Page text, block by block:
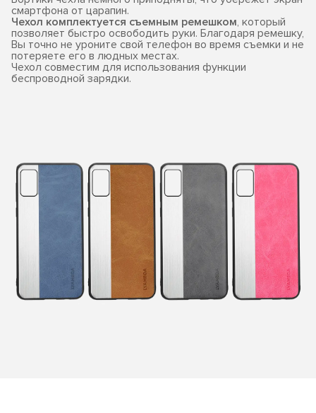
смартфона от царапин.
Чехол комплектуется съемным ремешком, который
позволяет быстро освободить руки. Благодаря ремешку,
Вы точно не уроните свой телефон во время съемки и не
потеряете его в людных местах.
Чехол совместим для использования функции
беспроводной зарядки.